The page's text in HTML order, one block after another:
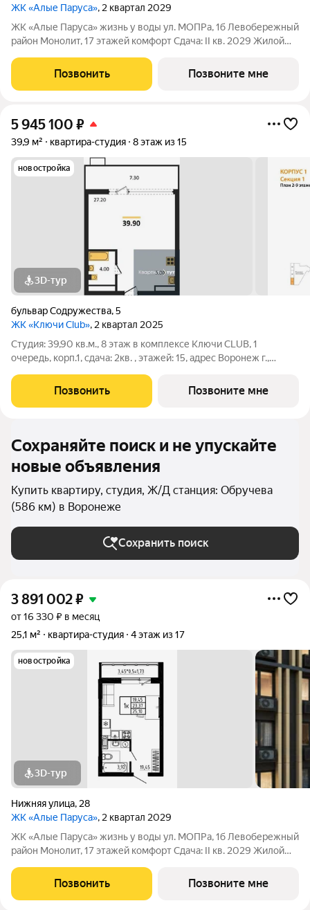
ЖК «Алые Паруса», 2 квартал 2029
ЖК «Алые Паруса» жизнь у воды ул. МОПРа, 1б Левобережный
район Монолит, 17 этажей комфорт Сдача: II кв. 2029 Жилой
До центра 1015 минут. Преимущества: Локация у воды и парка
Видовые
Позвонить Позвоните мне
5 945 100 ₽
39,9 м² квартира-студия 8 этаж из 15
новостройка
3D-тур
бульвар Содружества,5
ЖК «Ключи Club», 2 квартал 2025
Студия: 39,90 кв.м., 8 этаж в комплексе Ключи CLUB, 1
очередь, корп.1, сдача: 2кв. , этажей: 15, адрес Воронеж г.,
полноценный мини-город из семи жилых комплексов,
насыщенный социальной и
Позвонить Позвоните мне
Сохраняйте поиск и не упускайте
новые объявления
Купить квартиру, студия, Ж/Д станция: Обручева
(586 км) в Воронеже
Сохранить поиск
3 891 002₽
от 16 330 ₽ в месяц
25,1 м²
квартира-студия 4 этаж из 17
новостройка
3D-тур
Нижняя улица, 28
ЖК «Алые Паруса», 2 квартал 2029
ЖК «Алые Паруса» жизнь у воды ул. МОПРа, 1б Левобережный
район Монолит, 17 этажей комфорт Сдача: II кв. 2029 Жилой
До центра 1015 минут. Преимущества: Локация у воды и парка
Видовые
Позвонить Позвоните мне